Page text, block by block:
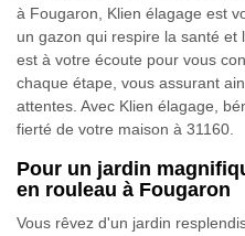
à Fougaron, Klien élagage est
un gazon qui respire la santé
est à votre écoute pour vous
chaque étape, vous assurant
attentes. Avec Klien élagage,
fierté de votre maison à 31160.
Pour un jardin
en rouleau à Fougaron
Vous rêvez d'un jardin